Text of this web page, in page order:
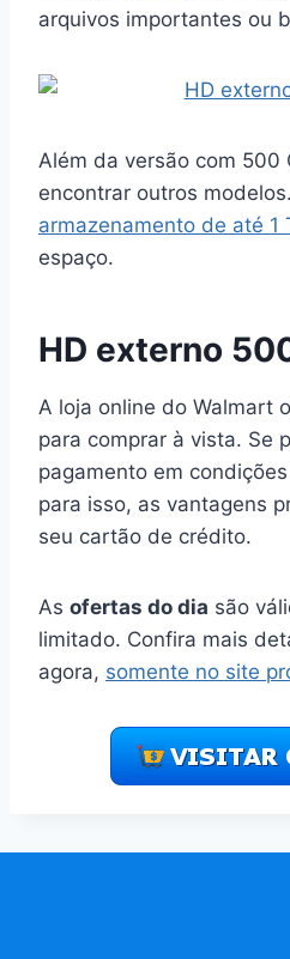
arquivos importantes ou
Além da versão com 500
encontrar outros
armazenamento de até 1
espaço.
HD externo
A loja online do Walmart
para comprar à vista. Se
pagamento em
para isso, as vantagens
seu cartão de crédito.
As ofertas do dia são
limitado. Confira mais
agora, somente no site